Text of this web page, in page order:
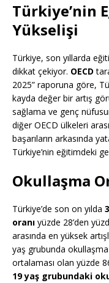
Türkiye’nin
Yükselişi
Türkiye, son yıllarda
dikkat çekiyor. OECD
2025” raporuna göre,
kayda değer bir artış
sağlama ve genç
diğer OECD ülkeleri
başarıların arkasında
Türkiye’nin eğitimdeki
Okullaşma
Türkiye’de son on yılda
oranı yüzde 28’den
arasında en yüksek
yaş grubunda okullaşma
ortalaması olan yüzde
19 yaş grubundaki